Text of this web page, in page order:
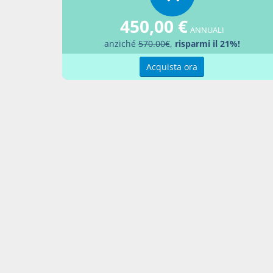
per
450,00 € ANNUALI
anziché570.00€, risparmi il 21%!
Acquista ora